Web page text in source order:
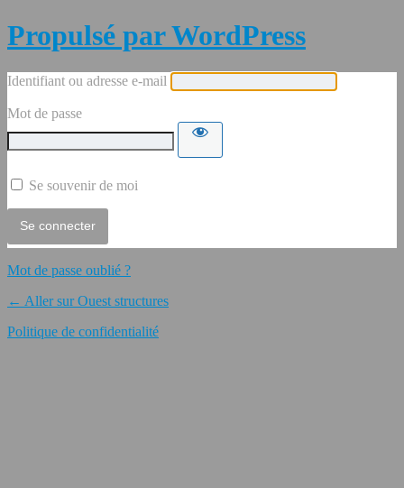
Propulsé par WordPress
Identifiant ou adresse e-mail
Mot de passe
Se souvenir de moi
Mot de passe oublié ?
← Aller sur Ouest structures
Politique de confidentialité